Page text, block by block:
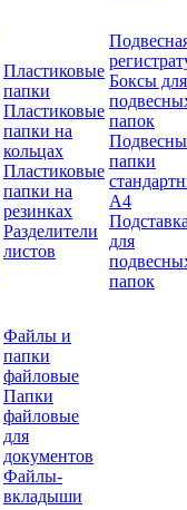
Пластиковые
папки
Пластиковые
папки на
кольцах
Пластиковые
папки на
резинках
Разделители
листов
Боксы для
папок
папки
А4
для
папок
Файлы и
папки
файловые
Папки
файловые
для
документов
Файлы-
вкладыши